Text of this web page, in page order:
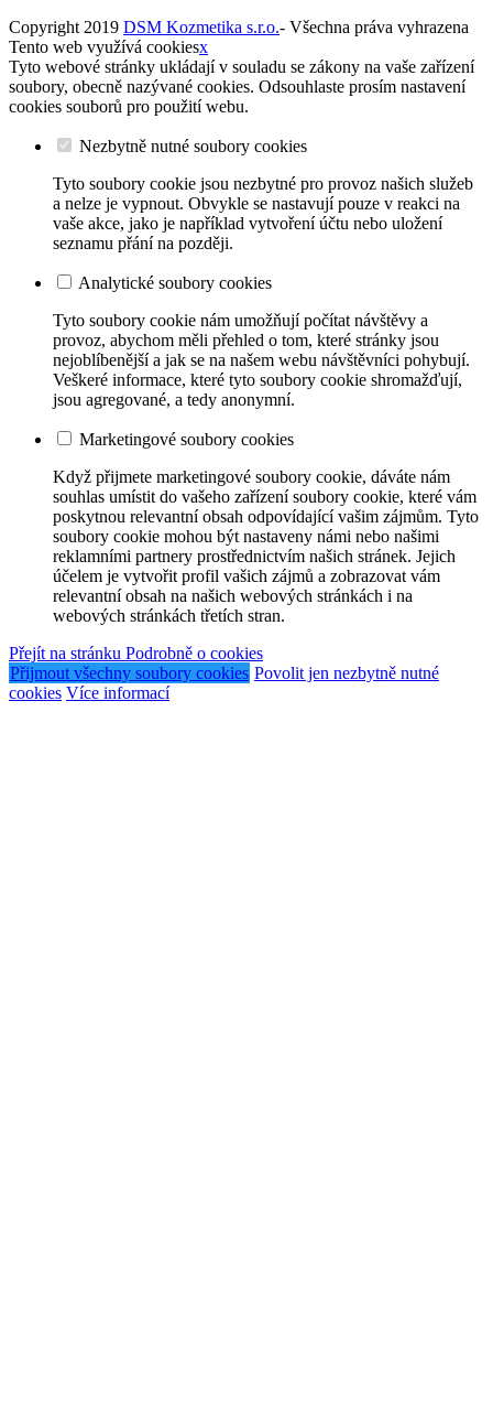
Copyright 2019 DSM Kozmetika s.r.o.- Všechna práva vyhrazena
Tento web využívá cookiesx
Tyto webové stránky ukládají v souladu se zákony na vaše zařízení
soubory, obecně nazývané cookies. Odsouhlaste prosím nastavení
cookies souborů pro použití webu.
Nezbytně nutné soubory cookies
Tyto soubory cookie jsou nezbytné pro provoz našich služeb
a nelze je vypnout. Obvykle se nastavují pouze v reakci na
vaše akce, jako je například vytvoření účtu nebo uložení
seznamu přání na později.
Analytické soubory cookies
Tyto soubory cookie nám umožňují počítat návštěvy a
provoz, abychom měli přehled o tom, které stránky jsou
nejoblíbenější a jak se na našem webu návštěvníci pohybují.
Veškeré informace, které tyto soubory cookie shromažďují,
jsou agregované, a tedy anonymní.
Marketingové soubory cookies
Když přijmete marketingové soubory cookie, dáváte nám
souhlas umístit do vašeho zařízení soubory cookie, které vám
poskytnou relevantní obsah odpovídající vašim zájmům. Tyto
soubory cookie mohou být nastaveny námi nebo našimi
reklamními partnery prostřednictvím našich stránek. Jejich
účelem je vytvořit profil vašich zájmů a zobrazovat vám
relevantní obsah na našich webových stránkách i na
webových stránkách třetích stran.
Přejít na stránku Podrobně o cookies
Přijmout všechny soubory cookies Povolit jen nezbytně nutné
cookies Více informací